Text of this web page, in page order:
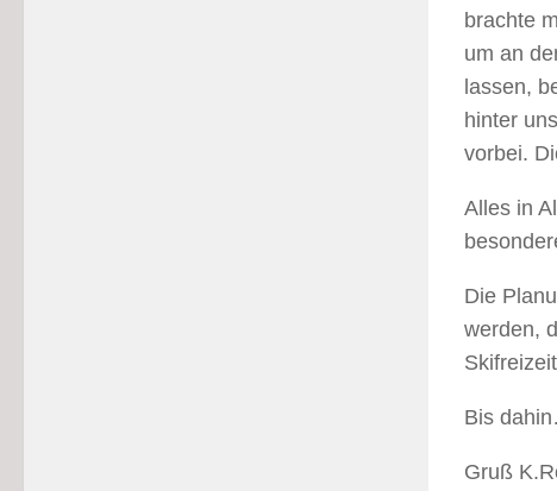
brachte
um an
lassen,
hinter
vorbei.
Alles in
Die
werden,
Bis
Gruß